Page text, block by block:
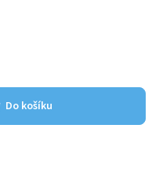
Do košíku